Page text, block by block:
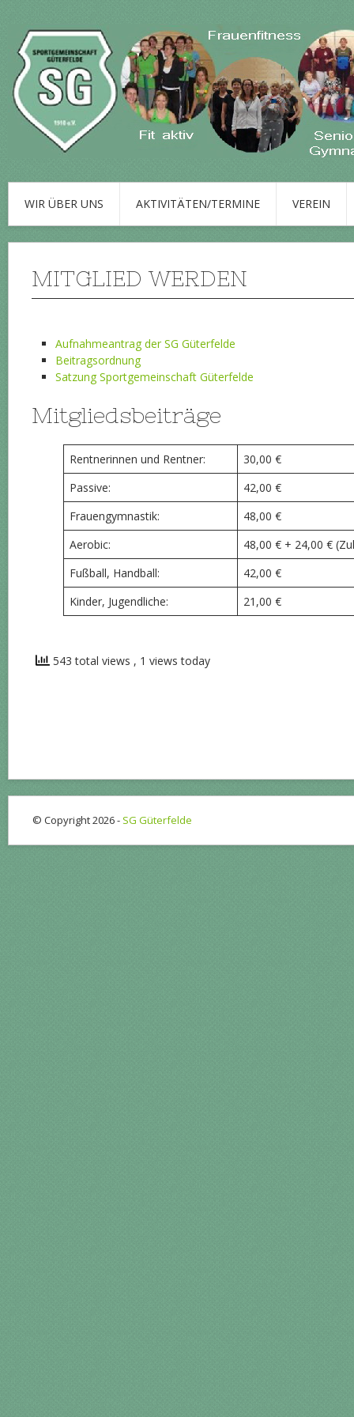
WIR ÜBER UNS AKTIVITÄTEN/TERMINE VEREIN
MITGLIED WERDEN
Aufnahmeantrag der SG Güterfelde
Beitragsordnung
Satzung Sportgemeinschaft Güterfelde
Mitgliedsbeiträge
Rentnerinnen und Rentner:
30,00 €
Passive:
42,00 €
Frauengymnastik:
48,00 €
Aerobic:
48,00 € + 24,00 €
Fußball, Handball:
42,00 €
Kinder, Jugendliche:
21,00 €
543 total views , 1 views today
© Copyright 2026 - SG Güterfelde